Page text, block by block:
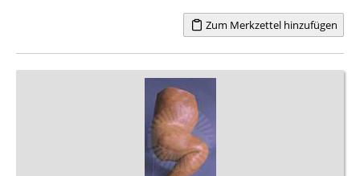
Zum Merkzettel hinzufügen